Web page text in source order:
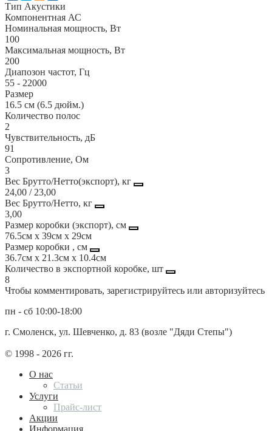
Тип Акустики
Компонентная АС
Номинальная мощность, Вт
100
Максимальная мощность, Вт
200
Диапозон частот, Гц
55 - 22000
Размер
16.5 см (6.5 дюйм.)
Количество полос
2
Чувствительность, дБ
91
Сопротивление, Ом
3
Вес Брутто/Нетто(экспорт), кг
24,00 / 23,00
Вес Брутто/Нетто, кг
3,00
Размер коробки (экспорт), см
76.5см x 39см x 29см
Размер коробки , см
36.7см x 21.3см x 10.4см
Количество в экспортной коробке, шт
8
Чтобы комментировать, зарегистрируйтесь или авторизуйтесь
пн - сб 10:00-18:00
г. Смоленск, ул. Шевченко, д. 83 (возле "Дяди Степы")
© 1998 - 2026 гг.
О нас
Статьи
Услуги
Прайс-лист
Акции
Информация